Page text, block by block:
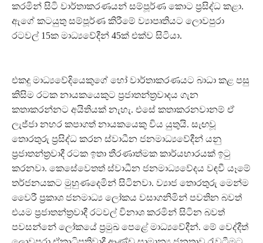
කරමින් සිටි වාර්තාකරණයන් සම්පූර්ණ කොට ප්‍රසිද්ධ කළා.
ඇගේ කටයුතු සම්පූර්ණ කිරීමේ ව්‍යාපෘතියට ලොවපුරා
රටවල් 15ක මාධ්‍යවේදීන් 45ක් එක්ව සිටියා.
එකදු මාධ්‍යවේදියෙකුගේ හෝ වාර්තාකරණයට බාධා කළ පසු
කිසිම රටක නායකයෙකුට ප්‍රජාතන්ත්‍රවාදය ගැන
කතාකරන්නට අයිතියක් නැහැ. එසේ කතාකරනවානම් ඒ
ලැජ්ජා නහර කපාගත් නායකයෙකු විය යුතුයි. සැඟවූ
තොරතුරු ප්‍රසිද්ධ කරන ස්වාධීන ජනමාධ්‍යවේදීන් යනු
ප්‍රජාතන්ත්‍රවාදී රටක ඉතා තීරණාත්මක කාර්යභාරයක් ඉටු
කරනවා. කෙසේවෙතත් ස්වාධීන ජනමාධ්‍යවේදය වඳවී යෑමේ
තර්ජනයකට මුහුණදෙමින් සිටිනවා. ව්‍යාජ තොරතුරු මෙන්ම
වෛරී ප්‍රකාශ ජනමාධ්‍ය ලෝකය වසාගනිමින් පවතින බවත්
එයම ප්‍රජාතන්ත්‍රවාදී රටවල් විනාශ කරමින් සිටින බවත්
පවසන්නේ ලෝකයේ ප්‍රමුඛ පෙළේ මාධ්‍යවේදීන්. මේ වෙද්දීත්